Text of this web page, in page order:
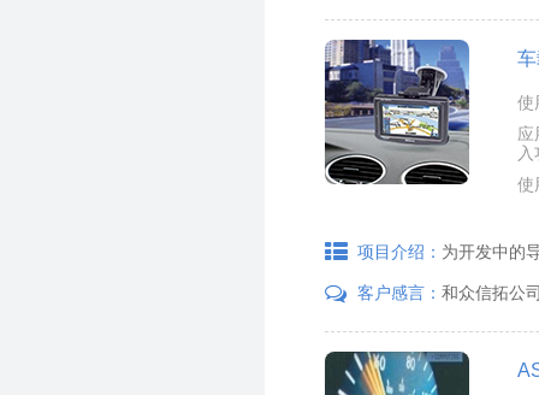
使
应
使
项目介绍： 为开发中的
客户感言： 和众信拓公